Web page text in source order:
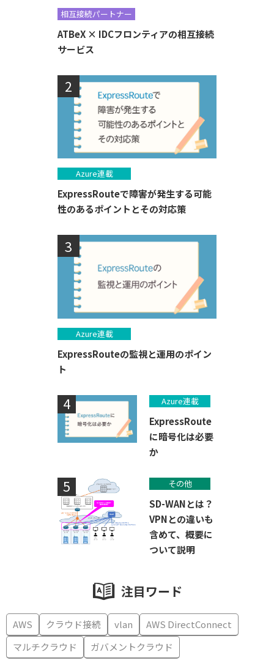
相互接続パートナー
ATBeX × IDCフロンティアの相互接続
サービス
Azure連載
ExpressRouteで障害が発生する可能
性のあるポイントとその対応策
Azure連載
ExpressRouteの監視と運用のポイン
ト
Azure連載
ExpressRoute
に暗号化は必要
か
その他
SD-WANとは？
VPNとの違いも
含めて、概要に
ついて説明
注目ワード
AWS クラウド接続 vlan
AWS DirectConnect
マルチクラウド
ガバメントクラウド